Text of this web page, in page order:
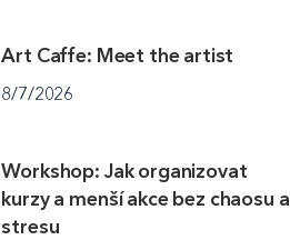
Art Caffe: Meet the artist
8/7/2026
Workshop: Jak organizovat
kurzy a menší akce bez chaosu a
stresu